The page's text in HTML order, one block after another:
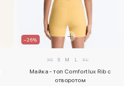
–26%
XS S M L XL
Майка - топ Comfortlux Rib с
отворотом